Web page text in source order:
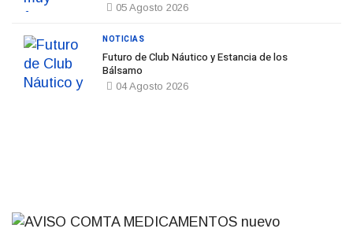
05 Agosto 2026
Futuro de Club Náutico y Estancia de los
Bálsamo
04 Agosto 2026
NOTICIAS